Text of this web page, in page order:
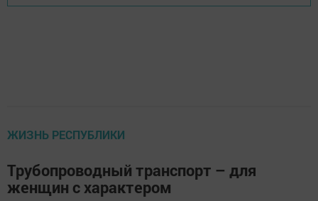
ЖИЗНЬ РЕСПУБЛИКИ
Трубопроводный транспорт – для
женщин с характером